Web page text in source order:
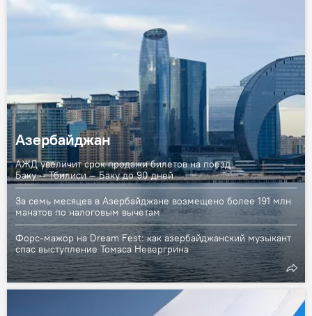
Азербайджан
АЖД увеличит срок продажи билетов на поезд
Баку — Тбилиси — Баку до 90 дней
За семь месяцев в Азербайджане возмещено более 191 млн
манатов по налоговым вычетам
Форс-мажор на Dream Fest: как азербайджанский музыкант
спас выступление Томаса Невергрина